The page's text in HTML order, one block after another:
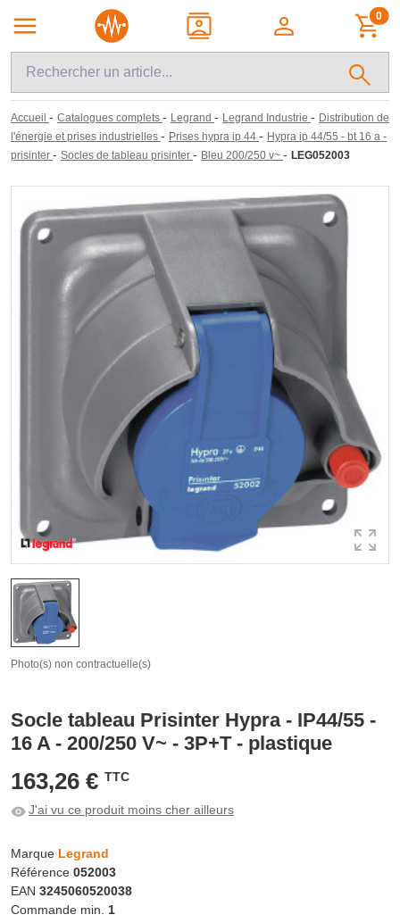
0
Accueil - Catalogues complets - Legrand - Legrand Industrie - Distribution de
l'énergie et prises industrielles - Prises hypra ip 44 - Hypra ip 44/55 - bt 16 a -
prisinter - Socles de tableau prisinter - Bleu 200/250 v~ - LEG052003
Photo(s) non contractuelle(s)
Socle tableau Prisinter Hypra - IP44/55 -
16 A - 200/250 V~ - 3P+T - plastique
163,26 € TTC
J'ai vu ce produit moins cher ailleurs
Marque Legrand
Référence 052003
EAN 3245060520038
Commande min. 1